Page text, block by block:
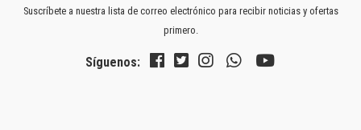
Suscríbete a nuestra lista de correo electrónico para recibir noticias y ofertas
primero.
Síguenos: